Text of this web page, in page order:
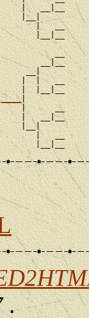
|   __|__
|__|
|   __
|__|__
__
__|__
__|
|  |   __
|  |__|__
____ |
|      __
|   __|__
|__|
|   __
.